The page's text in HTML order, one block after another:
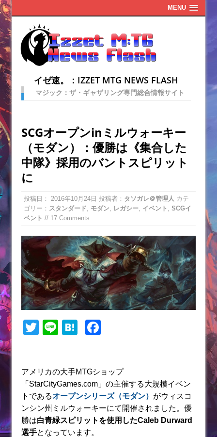
MENU
イゼ速。：IZZET MTG NEWS FLASH
マジック：ザ・ギャザリング専門総合情報サイト
SCGオープンinミルウォーキー
（モダン）：優勝は《集合した
中隊》採用のバントスピリット
に
投稿日： 2016年10月24日 投稿者： タソガレ＠管理人 カテ
ゴリー： スタンダード モダン レガシー イベント
SCGイ
ベント // 17 Comments
T
er
Li
H
n
a
e
b
o
o
アメリカの大手MTGショップ
「StarCityGames.com」の主催する大規模イベン
トであるオープンシリーズ（モダン） がウィスコ
ンシン州ミルウォーキーにて開催されました。優
勝は白青緑スピリットを使用したCaleb Durward
選手となっています。